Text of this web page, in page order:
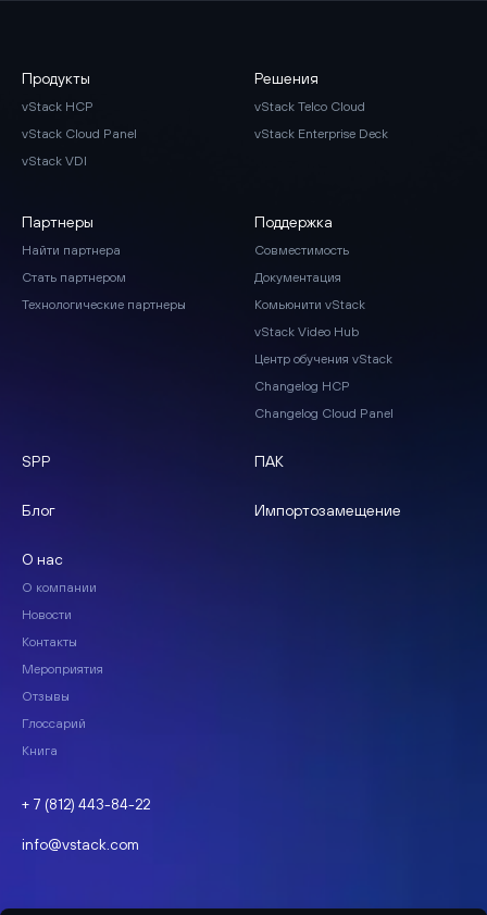
Продукты
vStack HCP
vStack Cloud Panel
vStack VDI
Решения
vStack Telco Cloud
vStack Enterprise Deck
Партнеры
Найти партнера
Стать партнером
Технологические партнеры
Поддержка
Совместимость
Документация
Комьюнити vStack
vStack Video Hub
Центр обучения vStack
Changelog HCP
Changelog Cloud Panel
SPP ПАК
Блог Импортозамещение
О нас
О компании
Новости
Контакты
Мероприятия
Отзывы
Глоссарий
Книга
+ 7 (812) 443-84-22
info@vstack.com